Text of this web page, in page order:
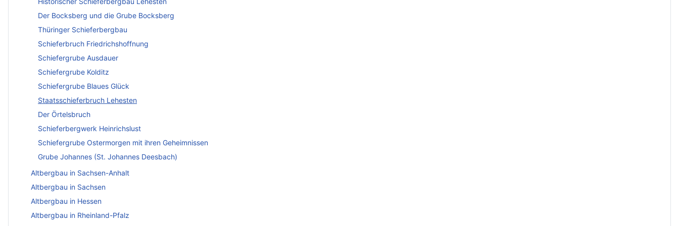
Der Bocksberg und die Grube Bocksberg
Thüringer Schieferbergbau
Schieferbruch Friedrichshoffnung
Schiefergrube Ausdauer
Schiefergrube Kolditz
Schiefergrube Blaues Glück
Staatsschieferbruch Lehesten
Der Örtelsbruch
Schieferbergwerk Heinrichslust
Schiefergrube Ostermorgen mit ihren Geheimnissen
Grube Johannes (St. Johannes Deesbach)
Altbergbau in Sachsen-Anhalt
Altbergbau in Sachsen
Altbergbau in Hessen
Altbergbau in Rheinland-Pfalz